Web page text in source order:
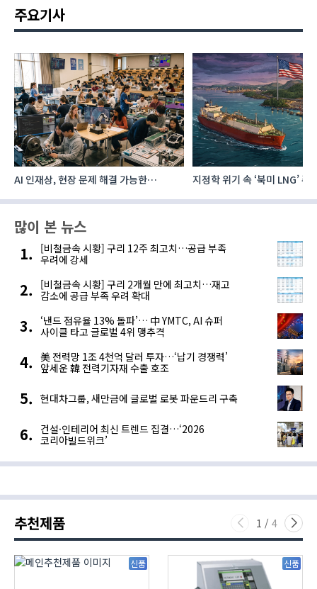
주요기사
지정학 위기 속 ‘북미 LNG’ 주목…한국,
AI 데이터센터 투자계획 발표,
많이 본 뉴스
[비철금속 시황] 구리 12주 최고치…공급 부족
우려에 강세
[비철금속 시황] 구리 2개월 만에 최고치…재고
감소에 공급 부족 우려 확대
‘낸드 점유율 13% 돌파’… 中 YMTC, AI 슈퍼
사이클 타고 글로벌 4위 맹추격
美 전력망 1조 4천억 달러 투자…‘납기 경쟁력’
앞세운 韓 전력기자재 수출 호조
현대차그룹, 새만금에 글로벌 로봇 파운드리 구축
건설·인테리어 최신 트렌드 집결…‘2026
코리아빌드위크’
추천제품 1 / 4
신품 신품